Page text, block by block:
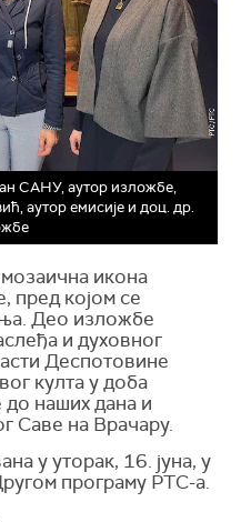
САНУ, аутор изложбе,
аутор емисије и доц. др.
икона
пред којом се
Део изложбе
и духовног
Деспотовине
култа у доба
до наших дана и
Саве на Врачару.
у уторак, 16. јуна, у
програму РТС-а.